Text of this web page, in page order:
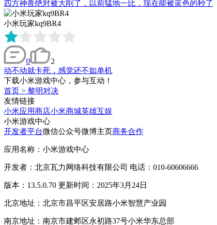
四方神兽绝对被大削了，以前猛地一比，现在能被蓝色的秒了
小米玩家kq9BR4
0
2
动不动就卡死，感觉还不如单机
下载小米游戏中心，参与互动！
首页 > 黎明对决
友情链接
小米应用商店小米商城英雄互娱
小米游戏中心
开发者平台微信公众号微博主页商务合作
应用名称：小米游戏中心
开发者：北京瓦力网络科技有限公司 电话：010-60606666
版本：13.5.0.70 更新时间：2025年3月24日
北京地址：北京市昌平区安居路小米智慧产业园
南京地址：南京市建邺区永初路37号小米华东总部